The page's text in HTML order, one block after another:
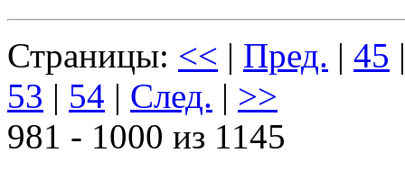
Страницы: << | Пред. | 45
53 | 54 | След. | >>
981 - 1000 из 1145